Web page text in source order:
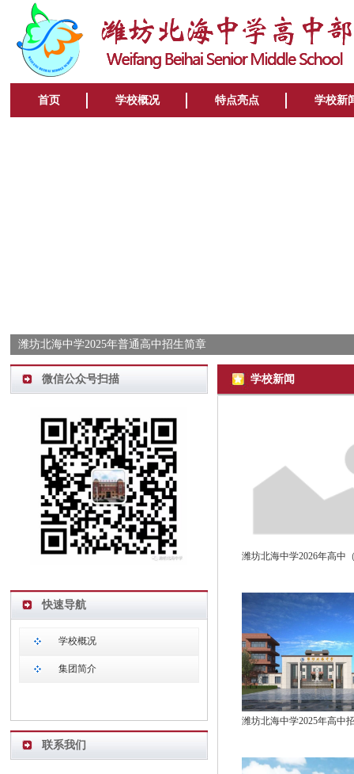
首页 学校概况 特点亮点 学校新
潍坊北海中学2025年普通高中招生简章
学校新闻
微信公众号扫描
快速导航
学校概况
集团简介
联系我们